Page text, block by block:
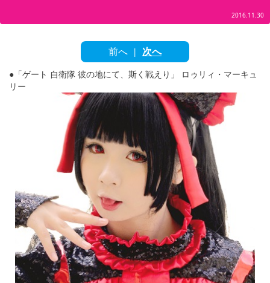
English
ภาษาไทย
tiéng Viêt
Bahasa Indonesia
2016.11.30
前へ | 次へ
●「ゲート 自衛隊 彼の地にて、斯く戦えり」 ロゥリィ・マーキュ
リー